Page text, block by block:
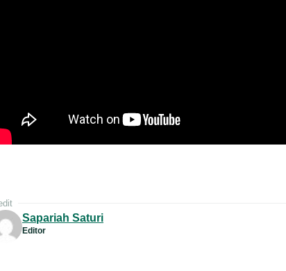
Sapariah Saturi
Editor